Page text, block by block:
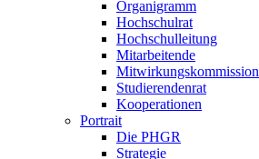
Organigramm
Hochschulrat
Hochschulleitung
Mitarbeitende
Mitwirkungskommission
Studierendenrat
Kooperationen
Portrait
Die PHGR
Strategie